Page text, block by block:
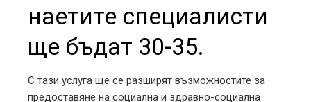
наетите специалисти
ще бъдат 30-35.
С тази услуга ще се разширят възможностите за
предоставяне на социална и здравно-социална